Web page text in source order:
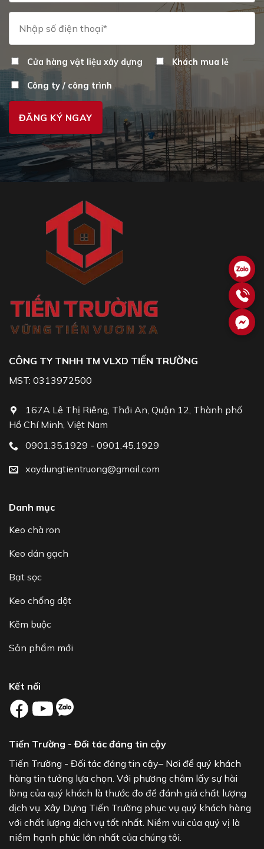
Cửa hàng vật liệu xây dựng Khách mua lẻ
Công ty / công trình
CÔNG TY TNHH TM VLXD TIẾN TRƯỜNG
MST: 0313972500
167A Lê Thị Riêng, Thới An, Quận 12, Thành phố
Hồ Chí Minh, Việt Nam
0901.35.1929 - 0901.45.1929
xaydungtientruong@gmail.com
Danh mục
Keo chà ron
Keo dán gạch
Bạt sọc
Keo chống dột
Kẽm buộc
Sản phẩm mới
Kết nối
Tiến Trường - Đối tác đáng tin cậy
Tiến Trường - Đối tác đáng tin cậy– Nơi để quý khách
hàng tin tưởng lựa chọn. Với phương châm lấy sự hài
lòng của quý khách là thước đo để đánh giá chất lượng
dịch vụ. Xây Dựng Tiến Trường phục vụ quý khách hàng
với chất lượng dịch vụ tốt nhất. Niềm vui của quý vị là
niềm hạnh phúc lớn nhất của chúng tôi.